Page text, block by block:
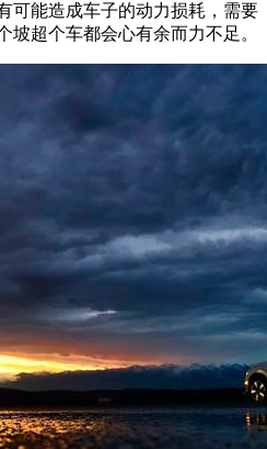
可能造成车子的动力损耗，需要
坡超个车都会心有余而力不足。